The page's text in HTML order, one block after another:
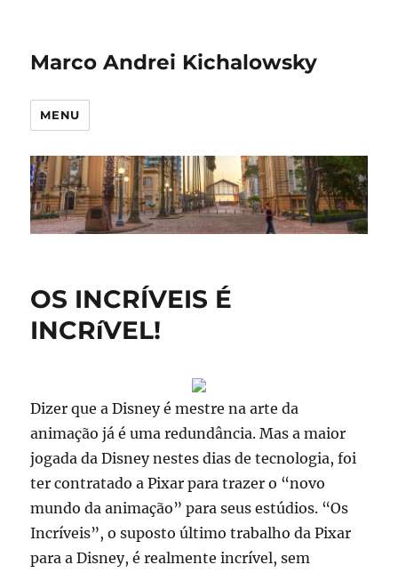
Marco Andrei Kichalowsky
MENU
OS INCRÍVEIS É
INCRíVEL!
Dizer que a Disney é mestre na arte da
animação já é uma redundância. Mas a maior
jogada da Disney nestes dias de tecnologia, foi
ter contratado a Pixar para trazer o “novo
mundo da animação” para seus estúdios. “Os
Incríveis”, o suposto último trabalho da Pixar
para a Disney, é realmente incrível, sem